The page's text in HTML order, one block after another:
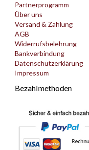
Partnerprogramm
Über uns
Versand & Zahlung
AGB
Widerrufsbelehrung
Bankverbindung
Datenschutzerklärung
Impressum
Bezahlmethoden